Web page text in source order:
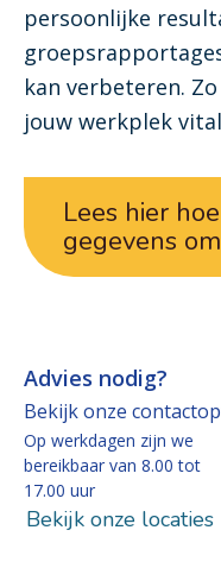
persoonlijke
kan verbeteren.
jouw werkplek
Lees hier
gegevens
Advies nodig?
Bekijk onze
Op werkdagen zijn we
bereikbaar van 8.00 tot
17.00 uur
Bekijk onze locaties